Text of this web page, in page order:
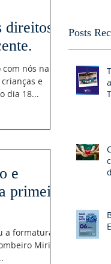
direitos
com nós na
e
dia 18...
e
primeira
a formatura
Mirim
Posts